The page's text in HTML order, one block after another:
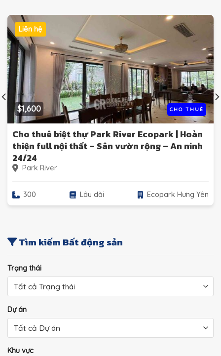
$1,600
Liên hệ
CHO THUÊ
Cho thuê biệt thự Park River Ecopark | Hoàn
thiện full nội thất – Sân vườn rộng – An ninh
24/24
Park River
300 Lâu dài Ecopark Hưng Yên
Tìm kiếm Bất động sản
Trạng thái
Dự án
Khu vực